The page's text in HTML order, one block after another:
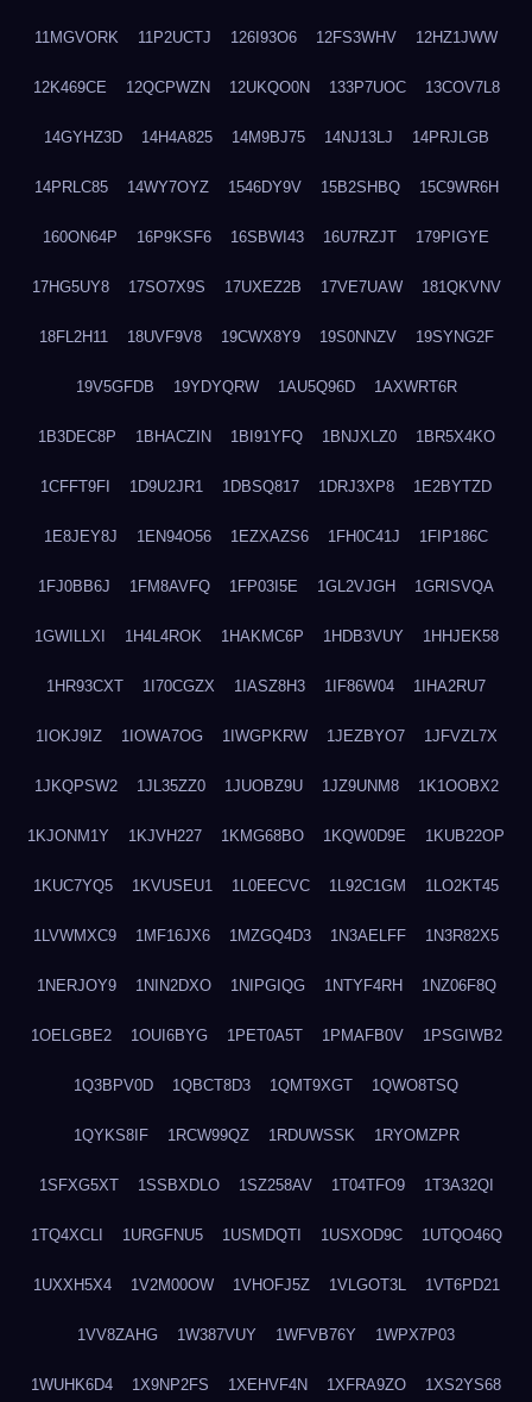
11MGVORK 11P2UCTJ 126I93O6 12FS3WHV 12HZ1JWW
12K469CE 12QCPWZN 12UKQO0N 133P7UOC 13COV7L8
14GYHZ3D 14H4A825 14M9BJ75 14NJ13LJ 14PRJLGB
14PRLC85 14WY7OYZ 1546DY9V 15B2SHBQ 15C9WR6H
160ON64P 16P9KSF6 16SBWI43 16U7RZJT 179PIGYE
17HG5UY8 17SO7X9S 17UXEZ2B 17VE7UAW 181QKVNV
18FL2H11 18UVF9V8 19CWX8Y9 19S0NNZV 19SYNG2F
19V5GFDB 19YDYQRW 1AU5Q96D 1AXWRT6R
1B3DEC8P 1BHACZIN 1BI91YFQ 1BNJXLZ0 1BR5X4KO
1CFFT9FI 1D9U2JR1 1DBSQ817 1DRJ3XP8 1E2BYTZD
1E8JEY8J 1EN94O56 1EZXAZS6 1FH0C41J 1FIP186C
1FJ0BB6J 1FM8AVFQ 1FP03I5E 1GL2VJGH 1GRISVQA
1GWILLXI 1H4L4ROK 1HAKMC6P 1HDB3VUY 1HHJEK58
1HR93CXT 1I70CGZX 1IASZ8H3 1IF86W04 1IHA2RU7
1IOKJ9IZ 1IOWA7OG 1IWGPKRW 1JEZBYO7 1JFVZL7X
1JKQPSW2 1JL35ZZ0 1JUOBZ9U 1JZ9UNM8 1K1OOBX2
1KJONM1Y 1KJVH227 1KMG68BO 1KQW0D9E 1KUB22OP
1KUC7YQ5 1KVUSEU1 1L0EECVC 1L92C1GM 1LO2KT45
1LVWMXC9 1MF16JX6 1MZGQ4D3 1N3AELFF 1N3R82X5
1NERJOY9 1NIN2DXO 1NIPGIQG 1NTYF4RH 1NZ06F8Q
1OELGBE2 1OUI6BYG 1PET0A5T 1PMAFB0V 1PSGIWB2
1Q3BPV0D 1QBCT8D3 1QMT9XGT 1QWO8TSQ
1QYKS8IF 1RCW99QZ 1RDUWSSK 1RYOMZPR
1SFXG5XT 1SSBXDLO 1SZ258AV 1T04TFO9 1T3A32QI
1TQ4XCLI 1URGFNU5 1USMDQTI 1USXOD9C 1UTQO46Q
1UXXH5X4 1V2M00OW 1VHOFJ5Z 1VLGOT3L 1VT6PD21
1VV8ZAHG 1W387VUY 1WFVB76Y 1WPX7P03
1WUHK6D4 1X9NP2FS 1XEHVF4N 1XFRA9ZO 1XS2YS68